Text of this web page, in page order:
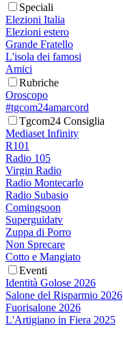
Speciali
Elezioni Italia
Elezioni estero
Grande Fratello
L'isola dei famosi
Amici
Rubriche
Oroscopo
#tgcom24amarcord
Tgcom24 Consiglia
Mediaset Infinity
R101
Radio 105
Virgin Radio
Radio Montecarlo
Radio Subasio
Comingsoon
Superguidatv
Zuppa di Porro
Non Sprecare
Cotto e Mangiato
Eventi
Identità Golose 2026
Salone del Risparmio 2026
Fuorisalone 2026
L'Artigiano in Fiera 2025